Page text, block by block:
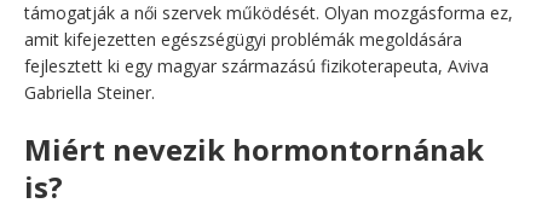
támogatják a női szervek működését. Olyan mozgásforma ez,
amit kifejezetten egészségügyi problémák megoldására
fejlesztett ki egy magyar származású fizikoterapeuta, Aviva
Gabriella Steiner.
Miért nevezik hormontornának
is?